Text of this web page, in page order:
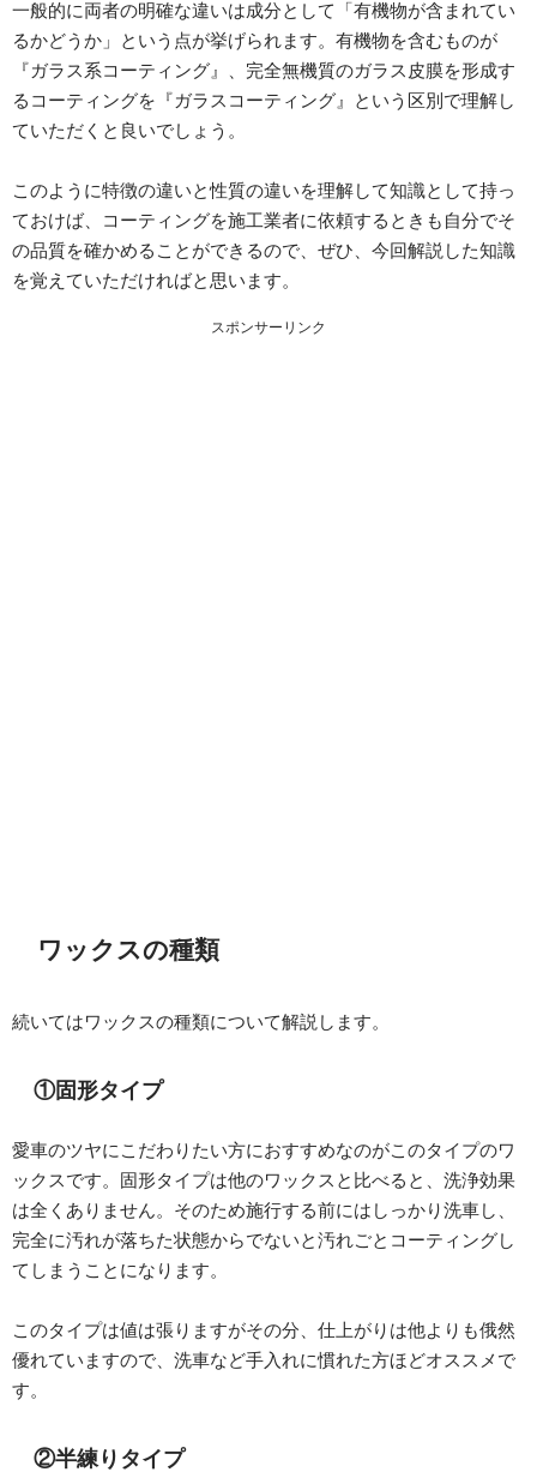
一般的に両者の明確な違いは成分として「有機物が含まれてい
るかどうか」という点が挙げられます。有機物を含むものが
『ガラス系コーティング』、完全無機質のガラス皮膜を形成す
るコーティングを『ガラスコーティング』という区別で理解し
ていただくと良いでしょう。
このように特徴の違いと性質の違いを理解して知識として持っ
ておけば、コーティングを施工業者に依頼するときも自分でそ
の品質を確かめることができるので、ぜひ、今回解説した知識
を覚えていただければと思います。
スポンサーリンク
ワックスの種類
続いてはワックスの種類について解説します。
①固形タイプ
愛車のツヤにこだわりたい方におすすめなのがこのタイプのワ
ックスです。固形タイプは他のワックスと比べると、洗浄効果
は全くありません。そのため施行する前にはしっかり洗車し、
完全に汚れが落ちた状態からでないと汚れごとコーティングし
てしまうことになります。
このタイプは値は張りますがその分、仕上がりは他よりも俄然
優れていますので、洗車など手入れに慣れた方ほどオススメで
す。
②半練りタイプ